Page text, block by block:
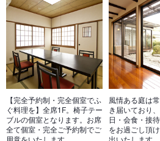
【完全予約制・完全個室でふ
ぐ料理を】全席1F。椅子テー
ブルの個室となります。お席
全て個室・完全ご予約制でご
用意をいたします。
風情ある庭は
き届いており
日・会食・接
をお過ごし頂
出いたします。